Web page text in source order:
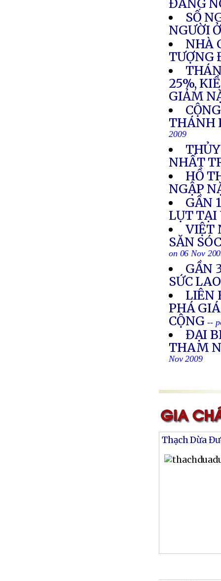
ĐÁNG
SỐ
NGƯỜI
NHÀ
TƯỢNG
25%,
GIẢM
THÁNH
2009
NHẤT
HỒ
NGẬP
GẦN
LỤT
VIỆT
SĂN
on 06 Nov
GẦN
SỨC
LIÊN
PHÁ
CỘNG --
ĐẠI
THAM
Nov 2009
Thạch Dừa